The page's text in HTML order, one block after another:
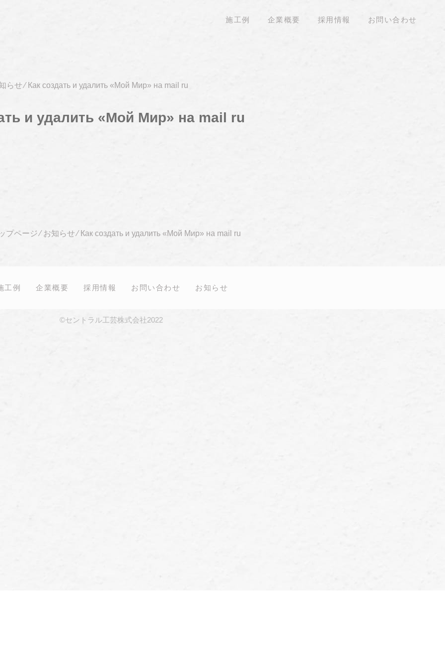
施工例 企業概要 採用情報 お問い合わせ
らせ⁄ Как создать и удалить «Мой Мир» на mail ru
и удалить «Мой Мир» на mail ru
プページ⁄ お知らせ⁄ Как создать и удалить «Мой Мир» на mail ru
工例 企業概要 採用情報 お問い合わせ お知らせ
©セントラル工芸株式会社2022